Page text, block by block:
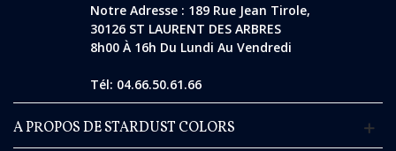
Notre Adresse : 189 Rue Jean Tirole,
30126 ST LAURENT DES ARBRES
8h00 À 16h Du Lundi Au Vendredi
Tél: 04.66.50.61.66
A PROPOS DE STARDUST COLORS